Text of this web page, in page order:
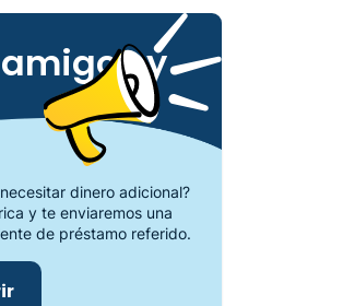
y
dinero adicional?
y te enviaremos una
de préstamo referido.